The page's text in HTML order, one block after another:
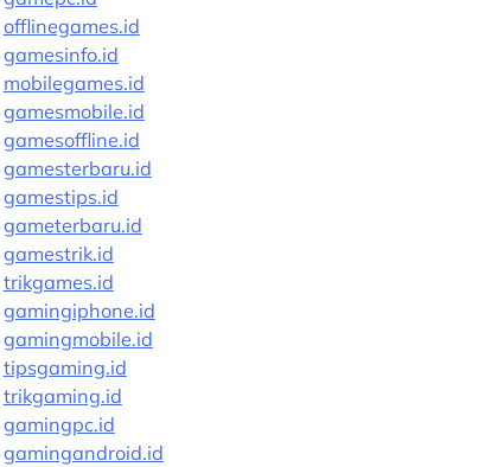
offlinegames.id
gamesinfo.id
mobilegames.id
gamesmobile.id
gamesoffline.id
gamesterbaru.id
gamestips.id
gameterbaru.id
gamestrik.id
trikgames.id
gamingiphone.id
gamingmobile.id
tipsgaming.id
trikgaming.id
gamingpc.id
gamingandroid.id